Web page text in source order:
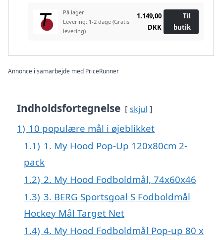
På lager
Levering: 1-2 dage (Gratis
levering)
1.149,00
DKK
Til
butik
Annonce i samarbejde med PriceRunner
Indholdsfortegnelse skjul
1) 10 populære mål i øjeblikket
1.1) 1. My Hood Pop-Up 120x80cm 2-
pack
1.2) 2. My Hood Fodboldmål, 74x60x46
1.3) 3. BERG Sportsgoal S Fodboldmål
Hockey Mål Target Net
1.4) 4. My Hood Fodboldmål Pop-up 80 x